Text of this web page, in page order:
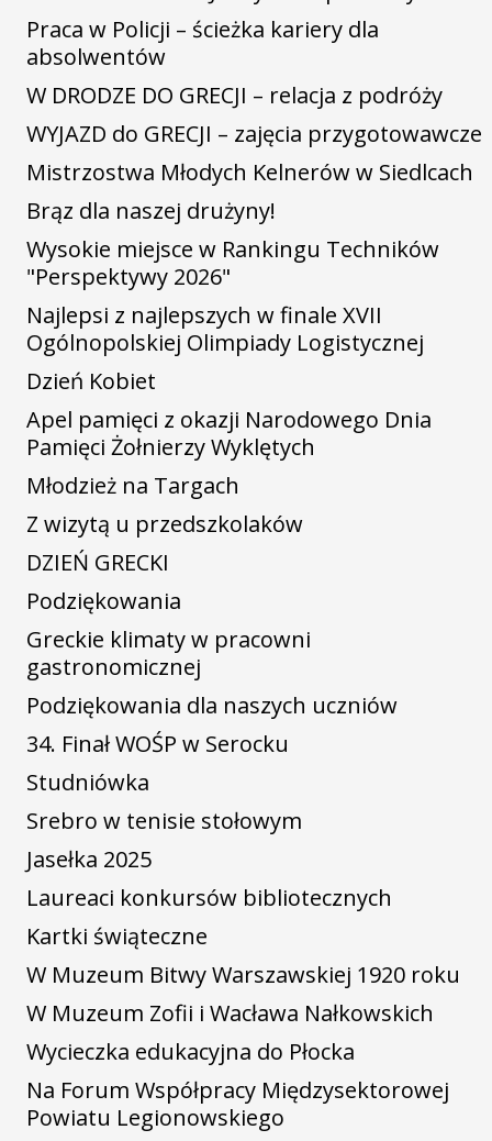
Praca w Policji – ścieżka kariery dla
absolwentów
W DRODZE DO GRECJI – relacja z podróży
WYJAZD do GRECJI – zajęcia przygotowawcze
Mistrzostwa Młodych Kelnerów w Siedlcach
Brąz dla naszej drużyny!
Wysokie miejsce w Rankingu Techników
"Perspektywy 2026"
Najlepsi z najlepszych w finale XVII
Ogólnopolskiej Olimpiady Logistycznej
Dzień Kobiet
Apel pamięci z okazji Narodowego Dnia
Pamięci Żołnierzy Wyklętych
Młodzież na Targach
Z wizytą u przedszkolaków
DZIEŃ GRECKI
Podziękowania
Greckie klimaty w pracowni
gastronomicznej
Podziękowania dla naszych uczniów
34. Finał WOŚP w Serocku
Studniówka
Srebro w tenisie stołowym
Jasełka 2025
Laureaci konkursów bibliotecznych
Kartki świąteczne
W Muzeum Bitwy Warszawskiej 1920 roku
W Muzeum Zofii i Wacława Nałkowskich
Wycieczka edukacyjna do Płocka
Na Forum Współpracy Międzysektorowej
Powiatu Legionowskiego